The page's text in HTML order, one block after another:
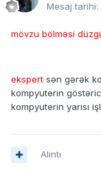
Mesaj tarihi:
mövzu bölməsi
ekspert sən gərək
kompyuterin
kompyuterin yarısı
Alıntı